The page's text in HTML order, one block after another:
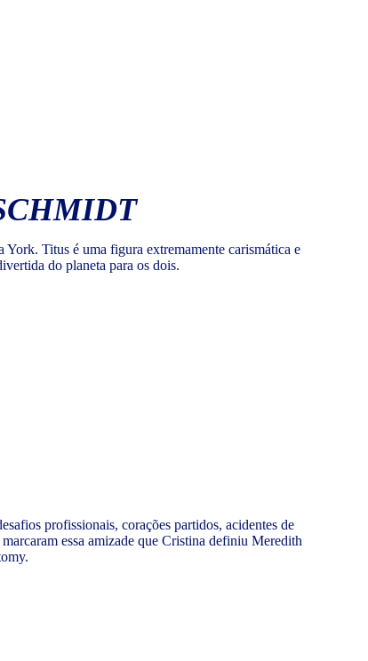
Titus é uma figura extremamente carismática e
do planeta para os dois.
profissionais, corações partidos, acidentes de
essa amizade que Cristina definiu Meredith